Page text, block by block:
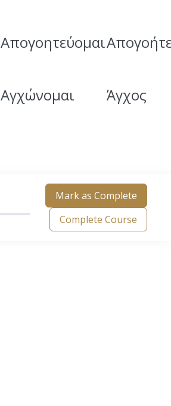
Απογοητεύομαι
Αγχώνομαι Άγχος
Mark as Complete
Complete Course